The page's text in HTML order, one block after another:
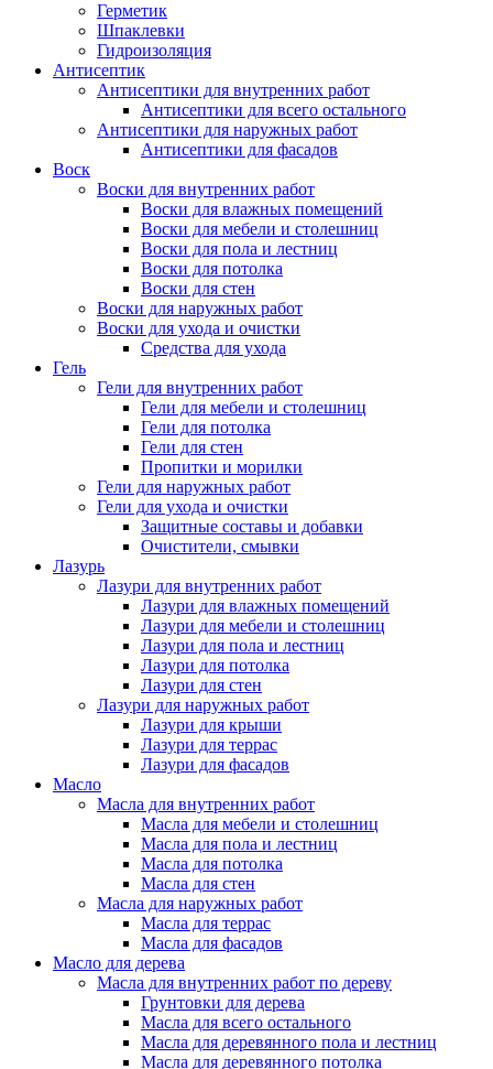
Герметик
Шпаклевки
Гидроизоляция
Антисептик
Антисептики для внутренних работ
Антисептики для всего остального
Антисептики для наружных работ
Антисептики для фасадов
Воск
Воски для внутренних работ
Воски для влажных помещений
Воски для мебели и столешниц
Воски для пола и лестниц
Воски для потолка
Воски для стен
Воски для наружных работ
Воски для ухода и очистки
Средства для ухода
Гель
Гели для внутренних работ
Гели для мебели и столешниц
Гели для потолка
Гели для стен
Пропитки и морилки
Гели для наружных работ
Гели для ухода и очистки
Защитные составы и добавки
Очистители, смывки
Лазурь
Лазури для внутренних работ
Лазури для влажных помещений
Лазури для мебели и столешниц
Лазури для пола и лестниц
Лазури для потолка
Лазури для стен
Лазури для наружных работ
Лазури для крыши
Лазури для террас
Лазури для фасадов
Масло
Масла для внутренних работ
Масла для мебели и столешниц
Масла для пола и лестниц
Масла для потолка
Масла для стен
Масла для наружных работ
Масла для террас
Масла для фасадов
Масло для дерева
Масла для внутренних работ по дереву
Грунтовки для дерева
Масла для всего остального
Масла для деревянного пола и лестниц
Масла для деревянного потолка